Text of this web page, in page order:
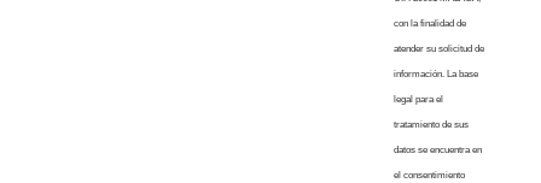
con la finalidad de
atender su solicitud de
información. La base
legal para el
tratamiento de sus
datos se encuentra en
el consentimiento